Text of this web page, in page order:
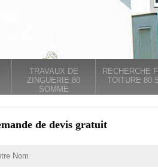
TRAVAUX DE
ZINGUERIE 80
SOMME
RECHERCHE
TOITURE 80
de devis gratuit